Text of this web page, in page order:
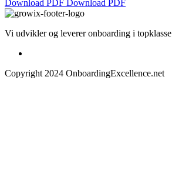
Download PDF Download PDF
Vi udvikler og leverer onboarding i topklasse
Copyright 2024 OnboardingExcellence.net